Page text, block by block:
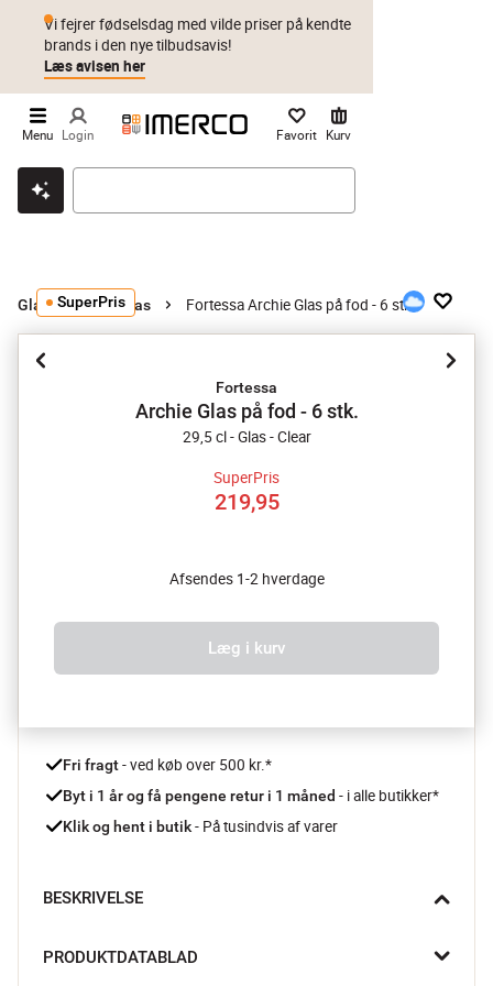
Klik & hent Byt i 1 år Prismatch
Vi fejrer fødselsdag med vilde priser på kendte
brands i den nye tilbudsavis!
Læs avisen her
Menu Login Favorit Kurv
Glas Vandglas Fortessa Archie Glas på fod - 6 stk.
SuperPris
Fortessa
Archie Glas på fod - 6 stk.
29,5 cl - Glas - Clear
SuperPris
219,95
Afsendes 1-2 hverdage
Læg i kurv
Fri fragt - ved køb over 500 kr.*
Byt i 1 år og få pengene retur i 1 måned - i alle butikker*
Klik og hent i butik - På tusindvis af varer
BESKRIVELSE
– perfekt til at fremhæve både drikke, desserter og små
PRODUKTDATABLAD